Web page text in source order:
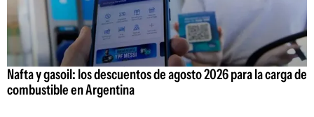
Nafta y gasoil: los descuentos de agosto 2026 para la carga de
combustible en Argentina